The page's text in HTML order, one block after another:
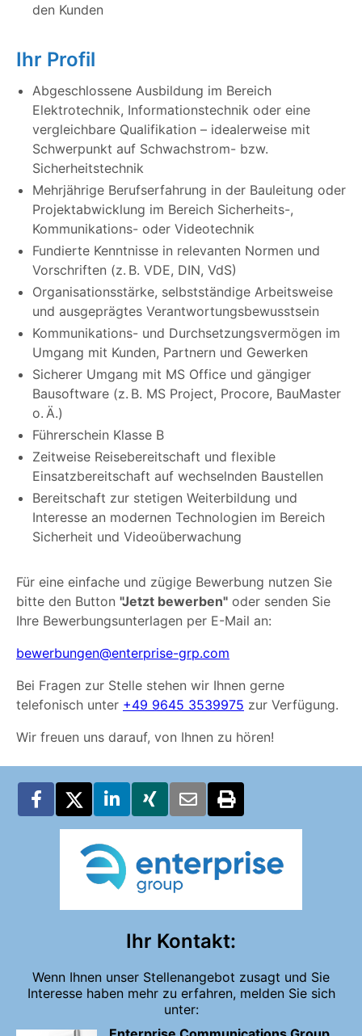
den Kunden
Ihr Profil
Abgeschlossene Ausbildung im Bereich
Elektrotechnik, Informationstechnik oder eine
vergleichbare Qualifikation – idealerweise mit
Schwerpunkt auf Schwachstrom- bzw.
Sicherheitstechnik
Mehrjährige Berufserfahrung in der Bauleitung oder
Projektabwicklung im Bereich Sicherheits-,
Kommunikations- oder Videotechnik
Fundierte Kenntnisse in relevanten Normen und
Vorschriften (z. B. VDE, DIN, VdS)
Organisationsstärke, selbstständige Arbeitsweise
und ausgeprägtes Verantwortungsbewusstsein
Kommunikations- und Durchsetzungsvermögen im
Umgang mit Kunden, Partnern und Gewerken
Sicherer Umgang mit MS Office und gängiger
Bausoftware (z. B. MS Project, Procore, BauMaster
o. Ä.)
Führerschein Klasse B
Zeitweise Reisebereitschaft und flexible
Einsatzbereitschaft auf wechselnden Baustellen
Bereitschaft zur stetigen Weiterbildung und
Interesse an modernen Technologien im Bereich
Sicherheit und Videoüberwachung
Für eine einfache und zügige Bewerbung nutzen Sie
bitte den Button "Jetzt bewerben" oder senden Sie
Ihre Bewerbungsunterlagen per E-Mail an:
bewerbungen@enterprise-grp.com
Bei Fragen zur Stelle stehen wir Ihnen gerne
telefonisch unter +49 9645 3539975 zur Verfügung.
Wir freuen uns darauf, von Ihnen zu hören!
Ihr Kontakt:
Wenn Ihnen unser Stellenangebot zusagt und Sie
Interesse haben mehr zu erfahren, melden Sie sich
unter: